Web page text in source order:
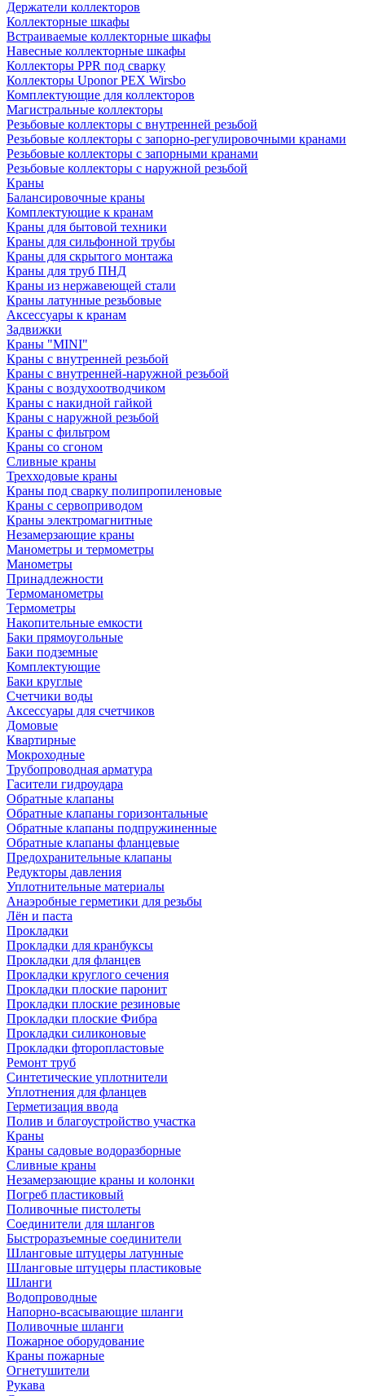
Держатели коллекторов
Коллекторные шкафы
Встраиваемые коллекторные шкафы
Навесные коллекторные шкафы
Коллекторы PPR под сварку
Коллекторы Uponor PEX Wirsbo
Комплектующие для коллекторов
Магистральные коллекторы
Резьбовые коллекторы с внутренней резьбой
Резьбовые коллекторы с запорно-регулировочными кранами
Резьбовые коллекторы с запорными кранами
Резьбовые коллекторы с наружной резьбой
Краны
Балансировочные краны
Комплектующие к кранам
Краны для бытовой техники
Краны для сильфонной трубы
Краны для скрытого монтажа
Краны для труб ПНД
Краны из нержавеющей стали
Краны латунные резьбовые
Аксессуары к кранам
Задвижки
Краны "MINI"
Краны с внутренней резьбой
Краны с внутренней-наружной резьбой
Краны с воздухоотводчиком
Краны с накидной гайкой
Краны с наружной резьбой
Краны с фильтром
Краны со сгоном
Сливные краны
Трехходовые краны
Краны под сварку полипропиленовые
Краны с сервоприводом
Краны электромагнитные
Незамерзающие краны
Манометры и термометры
Манометры
Принадлежности
Термоманометры
Термометры
Накопительные емкости
Баки прямоугольные
Баки подземные
Комплектующие
Баки круглые
Счетчики воды
Аксессуары для счетчиков
Домовые
Квартирные
Мокроходные
Трубопроводная арматура
Гасители гидроудара
Обратные клапаны
Обратные клапаны горизонтальные
Обратные клапаны подпружиненные
Обратные клапаны фланцевые
Предохранительные клапаны
Редукторы давления
Уплотнительные материалы
Анаэробные герметики для резьбы
Лён и паста
Прокладки
Прокладки для кранбуксы
Прокладки для фланцев
Прокладки круглого сечения
Прокладки плоские паронит
Прокладки плоские резиновые
Прокладки плоские Фибра
Прокладки силиконовые
Прокладки фторопластовые
Ремонт труб
Синтетические уплотнители
Уплотнения для фланцев
Герметизация ввода
Полив и благоустройство участка
Краны
Краны садовые водоразборные
Сливные краны
Незамерзающие краны и колонки
Погреб пластиковый
Поливочные пистолеты
Соединители для шлангов
Быстроразъемные соединители
Шланговые штуцеры латунные
Шланговые штуцеры пластиковые
Шланги
Водопроводные
Напорно-всасывающие шланги
Поливочные шланги
Пожарное оборудование
Краны пожарные
Огнетушители
Рукава